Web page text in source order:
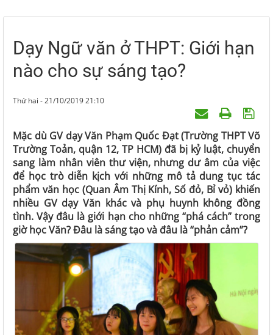
Dạy Ngữ văn ở THPT: Giới hạn
nào cho sự sáng tạo?
Thứ hai - 21/10/2019 21:10
Mặc dù GV dạy Văn Phạm Quốc Đạt (Trường THPT Võ
Trường Toản, quận 12, TP HCM) đã bị kỷ luật, chuyển
sang làm nhân viên thư viện, nhưng dư âm của việc
để học trò diễn kịch với những mô tả dung tục tác
phẩm văn học (Quan Âm Thị Kính, Số đỏ, Bỉ vỏ) khiến
nhiều GV dạy Văn khác và phụ huynh không đồng
tình. Vậy đâu là giới hạn cho những “phá cách” trong
giờ học Văn? Đâu là sáng tạo và đâu là “phản cảm”?